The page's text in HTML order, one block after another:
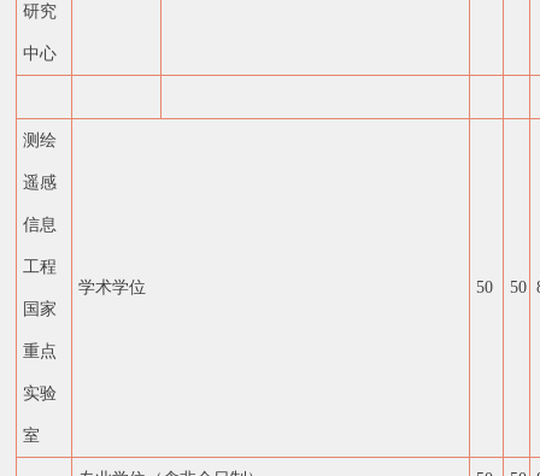
研究
中心
测绘
遥感
信息
工程
国家
重点
实验
室
学术学位 50 50